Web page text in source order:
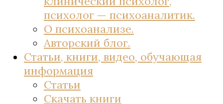
психолог — психоаналитик.
О психоанализе.
Авторский блог.
Статьи, книги, видео, обучающая
информация
Статьи
Скачать книги